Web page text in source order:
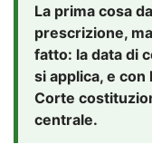
La prima cosa
prescrizione,
fatto: la data di
si applica, e
Corte
centrale.